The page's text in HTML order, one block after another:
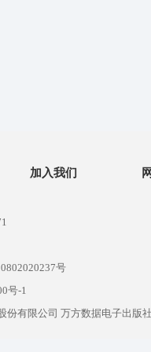
加入我们
号
号-1
份有限公司 万方数据电子出版社